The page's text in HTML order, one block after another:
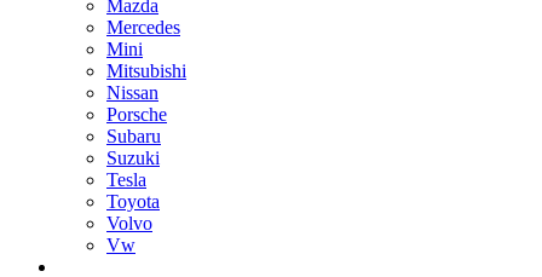
Mazda
Mercedes
Mini
Mitsubishi
Nissan
Porsche
Subaru
Suzuki
Tesla
Toyota
Volvo
Vw